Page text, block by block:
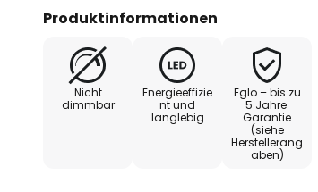
Produktinformationen
Nicht
dimmbar
Energieeffizie
nt und
langlebig
Eglo – bis zu
5 Jahre
Garantie
(siehe
Herstellerang
aben)